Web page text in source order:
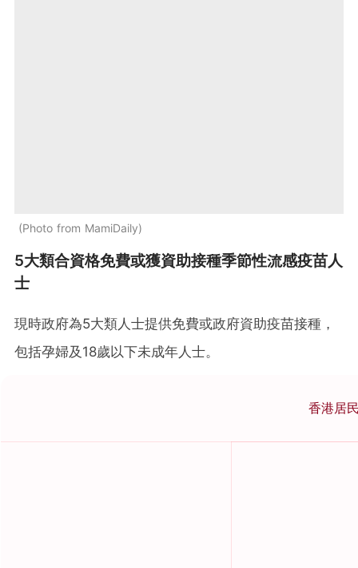
Photo from MamiDaily
5大類合資格免費或獲資助接種季節性流感疫苗人
士
現時政府為5大類人士提供免費或政府資助疫苗接種，
包括孕婦及18歲以下未成年人士。
香港居